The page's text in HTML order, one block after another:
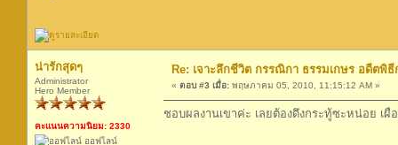
น่ารักสุดๆ
Administrator
Hero Member
คะแนนความนิยม: 2330
ออฟไลน์
Re: เจาะลึกชีวิต กรรณิกา ธรรมเกษร อดีตพิธี
« ตอบ #3 เมื่อ: พฤษภาคม 05, 2010, 11:15:12 AM »
ชอบผลงานเขาค่ะ เลยต้องดึงกระทู้ซะหน่อย เผื่